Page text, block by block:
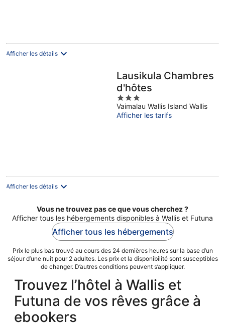
Afficher les détails
Lausikula Chambres
d'hôtes
3
out
of
Vaimalau Wallis Island Wallis
Afficher les tarifs
Afficher les détails
Vous ne trouvez pas ce que vous cherchez ?
Afficher tous les hébergements disponibles à Wallis et Futuna
Afficher tous les hébergements
Prix le plus bas trouvé au cours des 24 dernières heures sur la base d’un
séjour d’une nuit pour 2 adultes. Les prix et la disponibilité sont susceptibles
de changer. D’autres conditions peuvent s’appliquer.
Trouvez l’hôtel à Wallis et
Futuna de vos rêves grâce à
ebookers